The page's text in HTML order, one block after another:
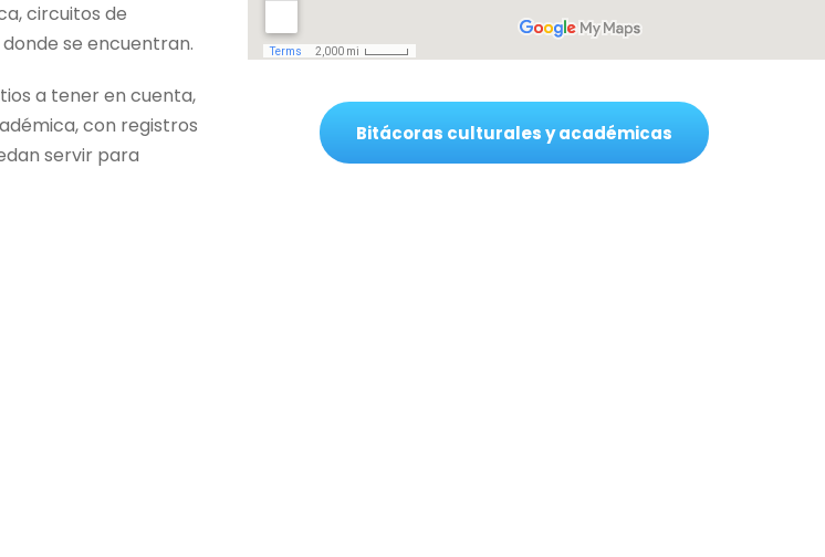
circuitos de
se encuentran.
a tener en cuenta,
con registros
servir para
Bitácoras culturales y académicas